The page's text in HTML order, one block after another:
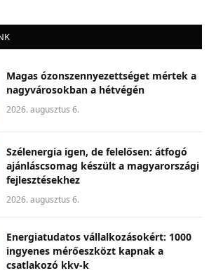
Magas ózonszennyezettséget mértek a
nagyvárosokban a hétvégén
2026. augusztus 6.
Szélenergia igen, de felelősen: átfogó
ajánláscsomag készült a magyarországi
fejlesztésekhez
2026. augusztus 6.
Energiatudatos vállalkozásokért: 1000
ingyenes mérőeszközt kapnak a
csatlakozó kkv-k